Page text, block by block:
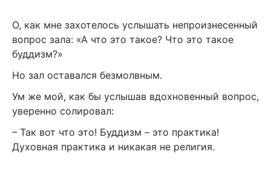
О, как мне захотелось услышать непроизнесенный
вопрос зала: «А что это такое? Что это такое
буддизм?»
Но зал оставался безмолвным.
Ум же мой, как бы услышав вдохновенный вопрос,
уверенно солировал:
– Так вот что это! Буддизм – это практика!
Духовная практика и никакая не религия.